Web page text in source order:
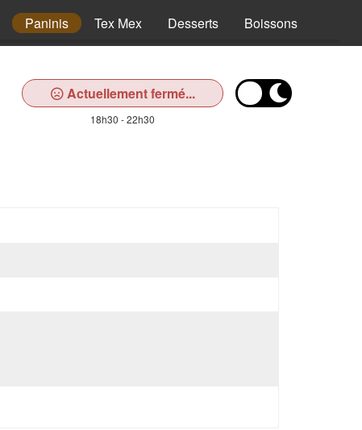
Paninis Tex Mex Desserts Boissons
Actuellement fermé...
18h30 - 22h30